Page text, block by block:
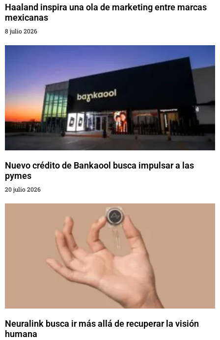
Haaland inspira una ola de marketing entre marcas
mexicanas
8 julio 2026
Nuevo crédito de Bankaool busca impulsar a las
pymes
20 julio 2026
Neuralink busca ir más allá de recuperar la visión
humana